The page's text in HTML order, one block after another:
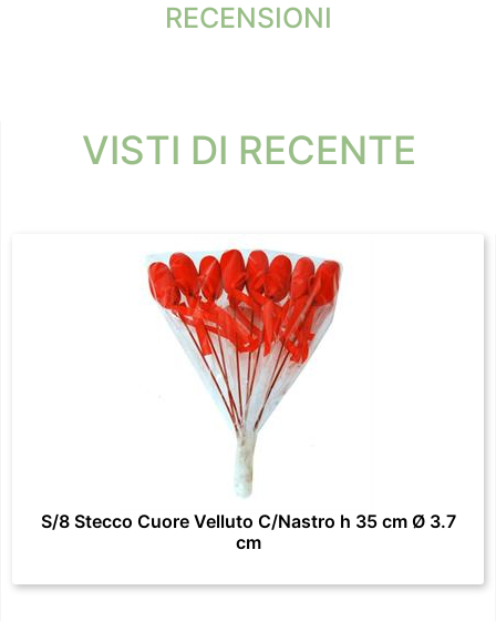
RECENSIONI
VISTI DI RECENTE
S/8 Stecco Cuore Velluto C/Nastro h 35 cm Ø 3.7
cm